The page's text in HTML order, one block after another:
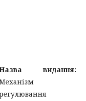
видання: